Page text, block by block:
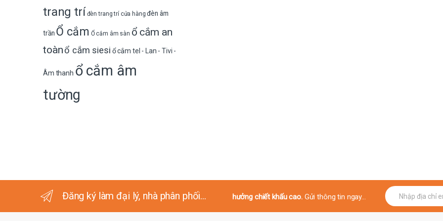
trang trí đèn trang trí cửa hàng đèn âm
trần Ổ cắm Ổ cắm âm sàn ổ cắm an
toànổ cắm siesi ổ cắm tel - Lan - Tivi -
Âm thanh ổ cắm âm
tường
Đăng ký làm đại lý, nhà phân phối... hưởng chiết khấu cao. Gửi thông tin ngay...
E
m